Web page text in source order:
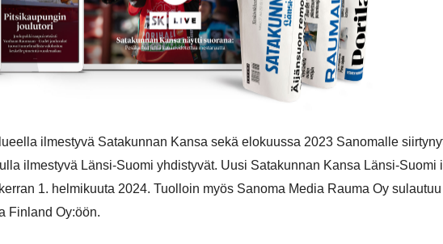
ilmestyvä Satakunnan Kansa sekä elokuussa 2023 Sanomalle
ilmestyvä Länsi-Suomi yhdistyvät. Uusi Satakunnan Kansa Länsi-Suomi
1. helmikuuta 2024. Tuolloin myös Sanoma Media Rauma Oy sulautuu
Finland Oy:öön.